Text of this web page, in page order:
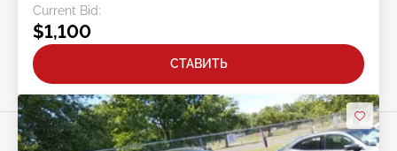
Current Bid:
$1,100
СТАВИТЬ